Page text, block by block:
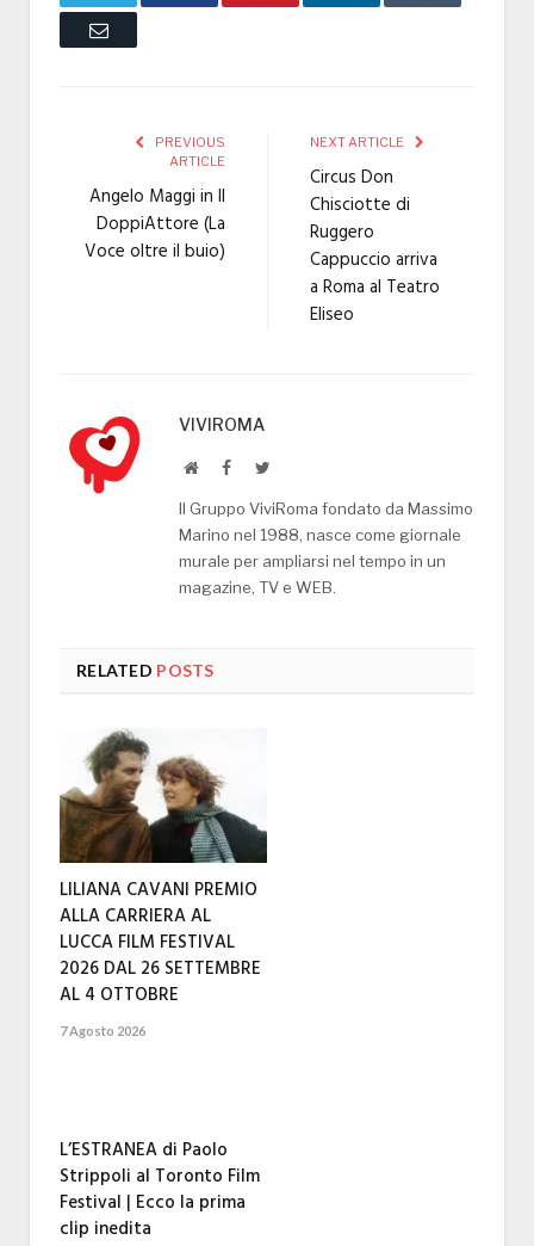
Email
PREVIOUS
ARTICLE
Angelo Maggi in Il
DoppiAttore (La
Voce oltre il buio)
NEXT ARTICLE
Circus Don
Chisciotte di
Ruggero
Cappuccio arriva
a Roma al Teatro
Eliseo
VIVIROMA
WebsiteFacebookTwitter
Il Gruppo ViviRoma fondato da Massimo
Marino nel 1988, nasce come giornale
murale per ampliarsi nel tempo in un
magazine, TV e WEB.
RELATED POSTS
LILIANA CAVANI PREMIO
ALLA CARRIERA AL
LUCCA FILM FESTIVAL
2026 DAL 26 SETTEMBRE
AL 4 OTTOBRE
7 Agosto 2026
L’ESTRANEA di Paolo
Strippoli al Toronto Film
Festival | Ecco la prima
clip inedita